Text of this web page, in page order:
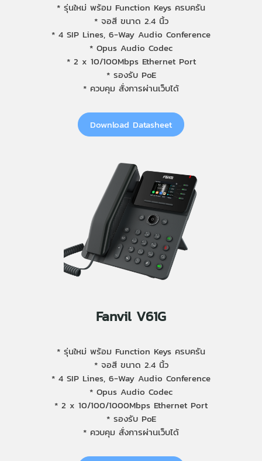
* รุ่นใหม่ พร้อม Function Keys ครบครัน
* จอสี ขนาด 2.4 นิ้ว
* 4 SIP Lines, 6-Way Audio Conference
* Opus Audio Codec
* 2 x 10/100Mbps Ethernet Port
* รองรับ PoE
* ควบคุม สั่งการผ่านเว็บได้
Download Datasheet
Fanvil V61G
* รุ่นใหม่ พร้อม Function Keys ครบครัน
* จอสี ขนาด 2.4 นิ้ว
* 4 SIP Lines, 6-Way Audio Conference
* Opus Audio Codec
* 2 x 10/100/1000Mbps Ethernet Port
* รองรับ PoE
* ควบคุม สั่งการผ่านเว็บได้